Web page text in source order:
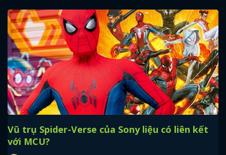
Vũ trụ Spider-Verse của Sony liệu có liên kết
với MCU?